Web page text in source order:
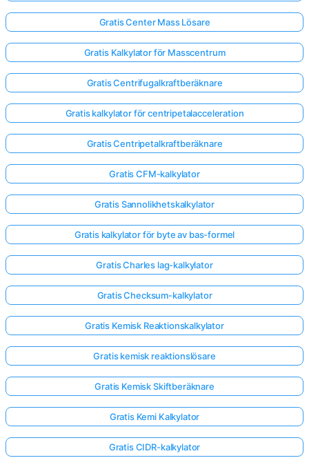
Gratis Center Mass Lösare
Gratis Kalkylator för Masscentrum
Gratis Centrifugalkraftberäknare
Gratis kalkylator för centripetalacceleration
Gratis Centripetalkraftberäknare
Gratis CFM-kalkylator
Gratis Sannolikhetskalkylator
Gratis kalkylator för byte av bas-formel
Gratis Charles lag-kalkylator
Gratis Checksum-kalkylator
Gratis Kemisk Reaktionskalkylator
Gratis kemisk reaktionslösare
Gratis Kemisk Skiftberäknare
Gratis Kemi Kalkylator
Gratis CIDR-kalkylator